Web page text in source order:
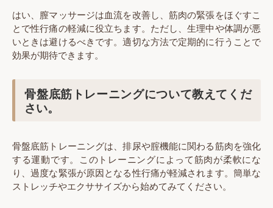
はい、膣マッサージは血流を改善し、筋肉の緊張をほぐすこ
とで性行痛の軽減に役立ちます。ただし、生理中や体調が悪
いときは避けるべきです。適切な方法で定期的に行うことで
効果が期待できます。
骨盤底筋トレーニングについて教えてくだ
さい。
骨盤底筋トレーニングは、排尿や腟機能に関わる筋肉を強化
する運動です。このトレーニングによって筋肉が柔軟にな
り、過度な緊張が原因となる性行痛が軽減されます。簡単な
ストレッチやエクササイズから始めてみてください。